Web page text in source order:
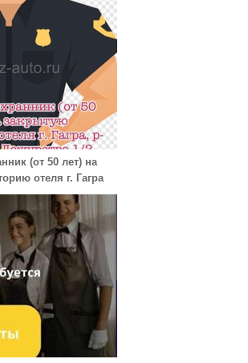
(от 50 лет) на
отеля г. Гагра